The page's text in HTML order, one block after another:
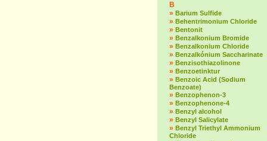
B
» Barium Sulfide
» Behentrimonium Chloride
» Bentonit
» Benzalkonium Bromide
» Benzalkonium Chloride
» Benzalkónium Saccharinate
» Benzisothiazolinone
» Benzoetinktur
» Benzoic Acid (Sodium
Benzoate)
» Benzophenon-3
» Benzophenone-4
» Benzyl alcohol
» Benzyl Salicylate
» Benzyl Triethyl Ammonium
Chloride